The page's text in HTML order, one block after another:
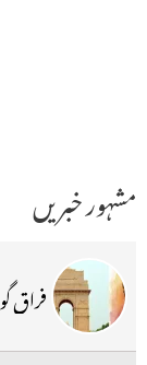
مشہور خبریں
فراق